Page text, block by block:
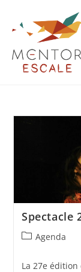
Spectacle
Agenda
La 27e